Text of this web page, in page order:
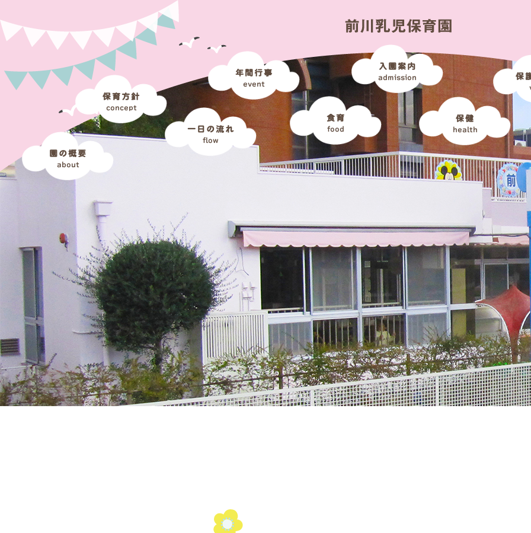
園の概要
about
保育方針
concept
一日の流れ
flow
年間行事
event
食育
food
入園案内
admission
保健
health
保